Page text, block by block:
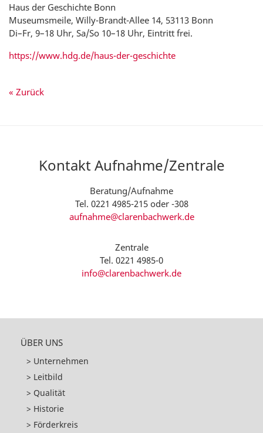
Haus der Geschichte Bonn
Museumsmeile, Willy-Brandt-Allee 14, 53113 Bonn
Di–Fr, 9–18 Uhr, Sa/So 10–18 Uhr, Eintritt frei.
https://www.hdg.de/haus-der-geschichte
« Zurück
Kontakt Aufnahme/Zentrale
Beratung/Aufnahme
Tel. 0221 4985-215 oder -308
aufnahme@clarenbachwerk.de
Zentrale
Tel. 0221 4985-0
info@clarenbachwerk.de
ÜBER UNS
Unternehmen
Leitbild
Qualität
Historie
Förderkreis